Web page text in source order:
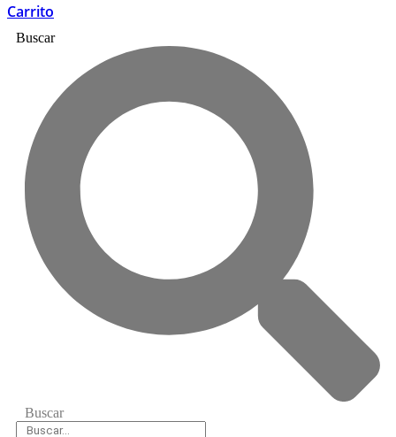
Carrito
Buscar
Buscar